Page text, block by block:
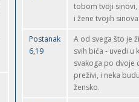
tobom tvoji sinovi,
i žene tvojih sinova.
Postanak
6,19
A od svega što je
svih bića - uvedi u
svakoga po dvoje
preživi, i neka
žensko.